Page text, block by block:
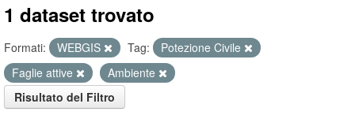
1 dataset trovato
Formati: WEBGIS Tag:
Potezione Civile
Faglie attive
Ambiente
Risultato del Filtro